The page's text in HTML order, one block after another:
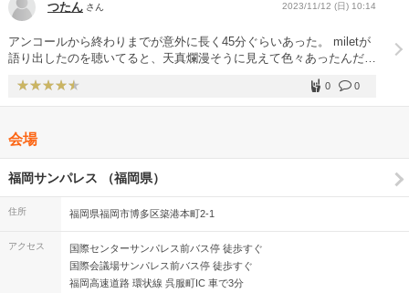
つたん さん 2023/11/12 (日) 10:14
アンコールから終わりまでが意外に長く45分ぐらいあった。 miletが
語り出したのを聴いてると、天真爛漫そうに見えて色々あったんだ
アルバム5amの中のmiletっぽくない曲だなと思ってた1曲は、やっぱ
りファンもノリ方が分からず、miletがかわいそうに思えた。
0
0
会場
福岡サンパレス （福岡県）
住所 福岡県福岡市博多区築港本町2-1
アクセス
国際センターサンパレス前バス停 徒歩すぐ
国際会議場サンパレス前バス停 徒歩すぐ
福岡高速道路 環状線 呉服町IC 車で3分